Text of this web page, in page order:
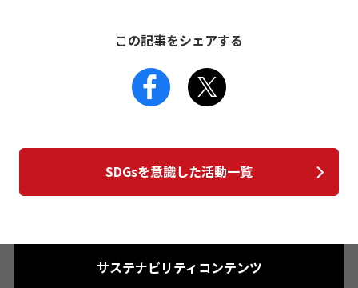
この記事をシェアする
SDGsを意識した活動一覧
サステナビリティコンテンツ